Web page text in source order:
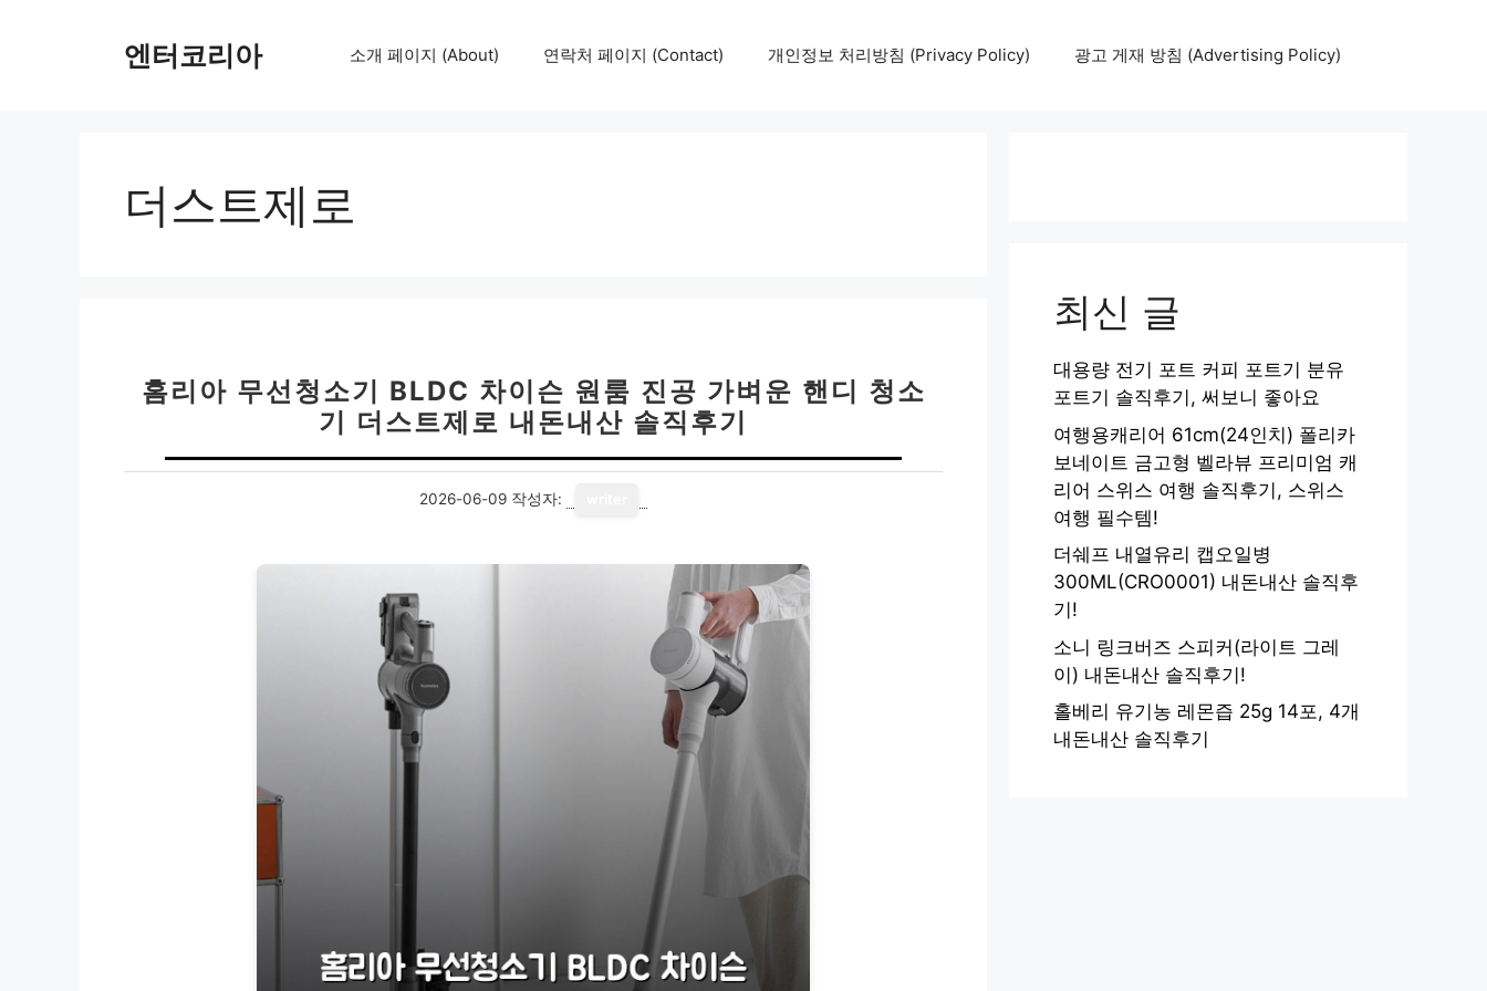
엔터코리아 소개 페이지 (About) 연락처 페이지 (Contact) 개인정보 처리방침 (Privacy Policy) 광고 게재 방침 (Advertising Policy)
더스트제로
홈리아 무선청소기 BLDC 차이슨 원룸 진공 가벼운 핸디 청소
기 더스트제로 내돈내산 솔직후기
2026-06-09 작성자:
최신 글
대용량 전기 포트 커피 포트기 분유
포트기 솔직후기, 써보니 좋아요
여행용캐리어 61cm(24인치) 폴리카
보네이트 금고형 벨라뷰 프리미엄 캐
리어 스위스 여행 솔직후기, 스위스
여행 필수템!
더쉐프 내열유리 캡오일병
300ML(CRO0001) 내돈내산 솔직후
기!
소니 링크버즈 스피커(라이트 그레
이) 내돈내산 솔직후기!
홀베리 유기농 레몬즙 25g 14포, 4개
내돈내산 솔직후기